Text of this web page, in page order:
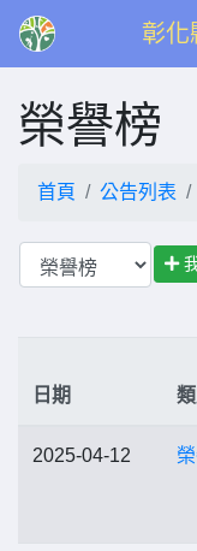
彰化
榮譽榜
首頁 公告列表
日期 類
2025-04-12